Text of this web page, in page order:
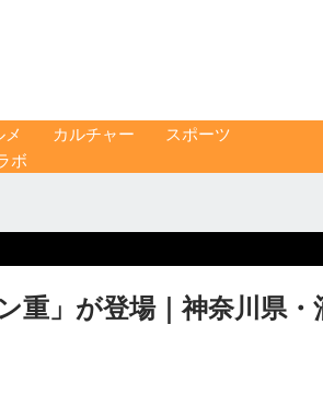
メ カルチャー
スポーツ
ボ
重」が登場｜神奈川県・